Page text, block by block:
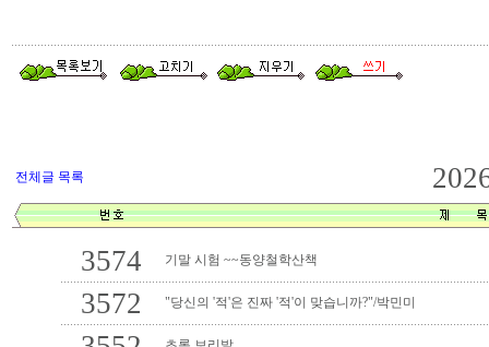
전체글 목록
3574 기말 시험 ~~동양철학산책
3572 "당신의 '적'은 진짜 '적'이 맞습니까?"/박민미